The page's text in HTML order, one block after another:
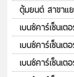
ตุ้มยนต์ สาขา
เบนซ์คาร์เซ็นเ
เบนซ์คาร์เซ็นเ
เบนซ์คาร์เซ็นเ